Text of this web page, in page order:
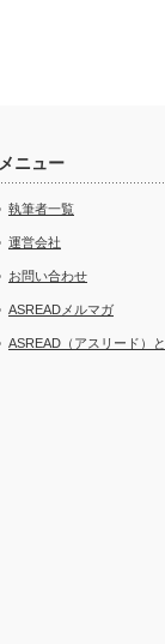
メニュー
執筆者一覧
運営会社
お問い合わせ
ASREADメルマガ
ASREAD（アスリード）